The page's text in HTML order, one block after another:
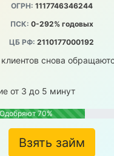
ОГРН: 1117746346244
ПСК: 0-292% годовых
ЦБ РФ: 2110177000192
снова
от 3 до 5 минут
Одобряют 70%
Взять займ